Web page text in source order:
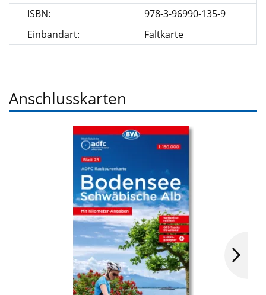
ISBN:
978-3-96990-135-9
Einbandart:
Faltkarte
Anschlusskarten